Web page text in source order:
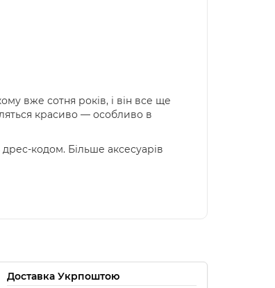
вже сотня років, і він все ще
красиво — особливо в
дрес-кодом. Більше аксесуарів
Доставка Укрпоштою